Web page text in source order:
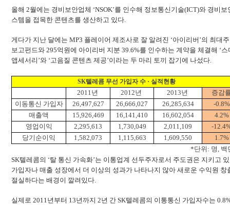
올해 2월에는 경비보안업체 ‘NSOK’를 인수해 정보통신기술(ICT)와 경비보
스템을 접목한 콘텐츠를 생산하고 있다.
게다가 지난 달에는 MP3 플레이어 제조사로 잘 알려진 ‘아이리버’의 최대
보고펀드와 295억원에 아이리버 지분 39.6%를 인수하는 계약을 체결해 ‘스
앱세서리’와 ‘고음질 콘텐츠 제공’이라는 두 마리 토끼 잡기에 나섰다.
SK텔레콤 무선 가입자 수 · 실적현황
2011년 2012년 2013년
증감
이동통신 가입자
26,497,627 26,666,027 26,285,634
-0.8%
매출액
15,926,469 16,141,410 16,602,054
4.2%
영업이익
2,295,613 1,730,049 2,011,109
-
당기순이익
1,582,073 1,115,663 1,609,550
1.7%
*단위: 명, 백
SK텔레콤의 ‘탈 통신 가속화’는 이통업계 선두주자로서 주도권은 지키고
가입자나 매출 성장에서 더 이상의 성과가 나타나지 않아 새로운 수익원 창
절실하다는 배경이 깔려있다.
실제로 2011년부터 13년까지 2년 간 SK텔레콤의 이통통신 가입자수는